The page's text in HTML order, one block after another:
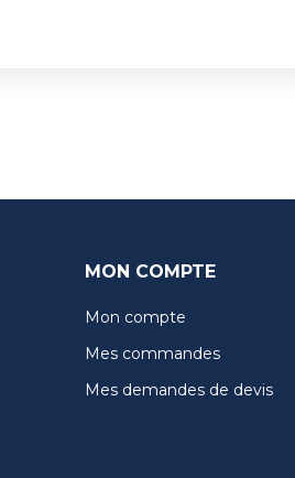
MON COMPTE
Mon compte
Mes commandes
Mes demandes de devis